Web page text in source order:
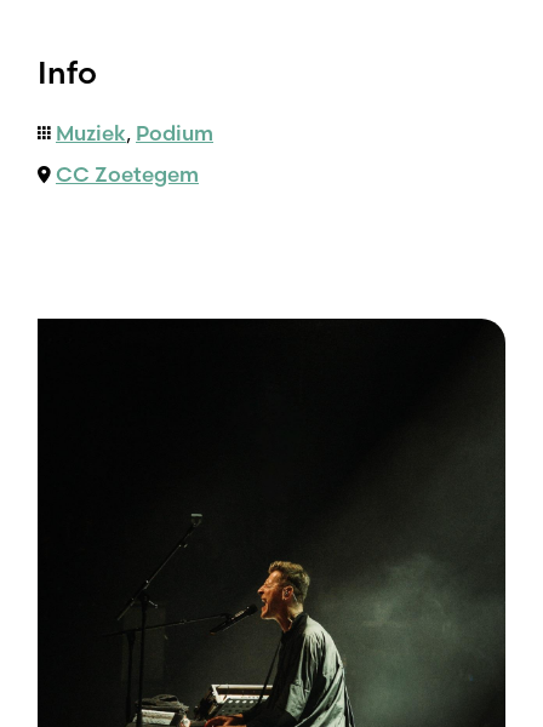
Info
Muziek, Podium
CC Zoetegem